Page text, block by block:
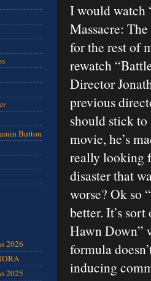
I would watch
Massacre:
for the rest of
rewatch
Director
previous
should stick
movie, he’s
really looking
disaster that
worse? Ok so
better. It’s
Hawn Down”
formula
inducing
Button
2026
2025